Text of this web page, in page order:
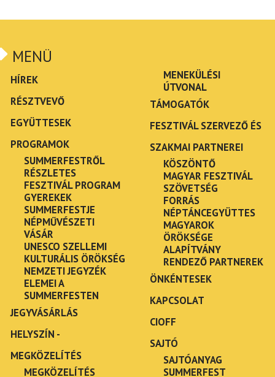
MENÜ
HÍREK
RÉSZTVEVŐ
EGYÜTTESEK
PROGRAMOK
SUMMERFESTRŐL
RÉSZLETES
FESZTIVÁL PROGRAM
GYEREKEK
SUMMERFESTJE
NÉPMŰVÉSZETI
VÁSÁR
UNESCO SZELLEMI
KULTURÁLIS ÖRÖKSÉG
NEMZETI JEGYZÉK
ELEMEI A
SUMMERFESTEN
JEGYVÁSÁRLÁS
HELYSZÍN -
MEGKÖZELÍTÉS
MEGKÖZELÍTÉS
MENEKÜLÉSI
ÚTVONAL
TÁMOGATÓK
FESZTIVÁL SZERVEZŐ ÉS
SZAKMAI PARTNEREI
KÖSZÖNTŐ
MAGYAR FESZTIVÁL
SZÖVETSÉG
FORRÁS
NÉPTÁNCEGYÜTTES
MAGYAROK
ÖRÖKSÉGE
ALAPÍTVÁNY
RENDEZŐ PARTNEREK
ÖNKÉNTESEK
KAPCSOLAT
CIOFF
SAJTÓ
SAJTÓANYAG
SUMMERFEST